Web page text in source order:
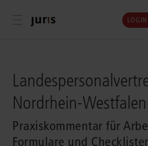
Menü öffnen LOGIN
Nordrhein-Westfalen
Praxiskommentar für
Formulare und